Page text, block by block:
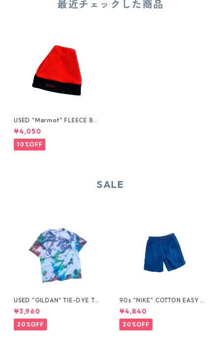
最近チェックした商品
USED "Marmot" FLEECE BEA
NIE
¥4,050
10%OFF
SALE
USED "GILDAN" TIE-DYE TE
E
¥3,960
20%OFF
90s "NIKE" COTTON EASY S
HORTS
¥4,840
20%OFF